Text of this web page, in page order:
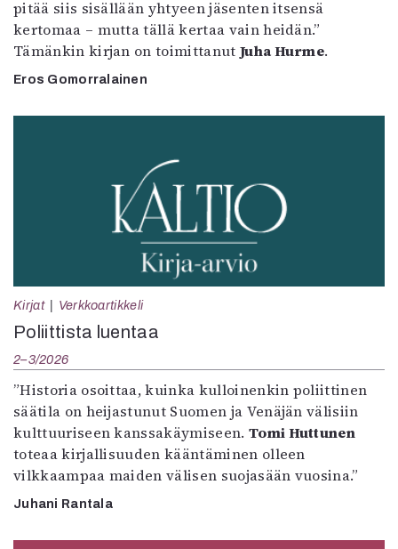
pitää siis sisällään yhtyeen jäsenten itsensä
kertomaa – mutta tällä kertaa vain heidän.”
Tämänkin kirjan on toimittanut Juha Hurme.
Eros Gomorralainen
Kirjat Verkkoartikkeli
Poliittista luentaa
2–3/2026
”Historia osoittaa, kuinka kulloinenkin poliittinen
säätila on heijastunut Suomen ja Venäjän välisiin
kulttuuriseen kanssakäymiseen. Tomi Huttunen
toteaa kirjallisuuden kääntäminen olleen
vilkkaampaa maiden välisen suojasään vuosina.”
Juhani Rantala